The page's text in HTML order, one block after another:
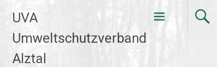
InhaltUVA
Umweltschutzverband
Alztal